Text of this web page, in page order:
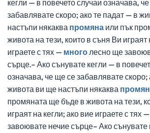
кегли — в повечето случаи означава,
забавлявате скоро; ако те падат — в
настъпи някаква промяна или пък
живота на тези, които в съня Ви играят
играете с тях — много лесно ще
сърце.– Ако сънувате кегли — в
означава, че ще се забавлявате скоро;
живота ви ще настъпи някаква
промяната ще бъде в живота на тези,
играят на кегли; ако вие играете с тях —
завоювате нечие сърце– Ако сънувате